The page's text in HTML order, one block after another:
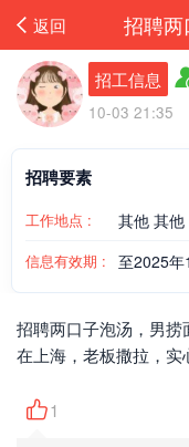
返回
招工信息
10-03 21:35
招聘要素
工作地点 : 其他 其他
信息有效期 : 至2025年
招聘两口子泡汤，男
在上海，老板撒拉，
1